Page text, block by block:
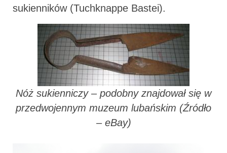
sukienników (Tuchknappe Bastei).
Nóż sukienniczy – podobny znajdował się w
przedwojennym muzeum lubańskim (Źródło
– eBay)